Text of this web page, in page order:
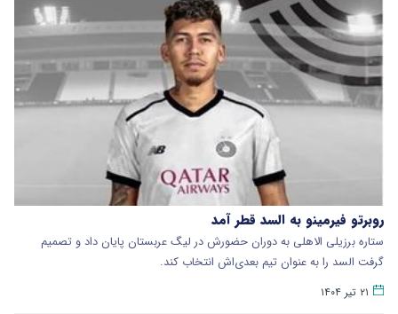
روبرتو فیرمینو به السد قطر آمد
ستاره برزیلی الاهلی به دوران حضورش در لیگ عربستان پایان داد و تصمیم
گرفت السد را به عنوان تیم بعدی‌اش انتخاب کند.
۲۱ تیر ۱۴۰۴